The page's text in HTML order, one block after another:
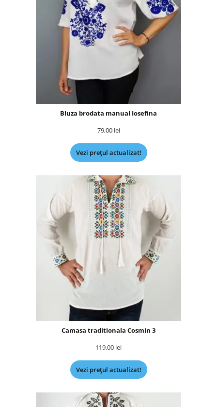
Bluza brodata manual Iosefina
79,00 lei
Vezi prețul actualizat!
Camasa traditionala Cosmin 3
119,00 lei
Vezi prețul actualizat!